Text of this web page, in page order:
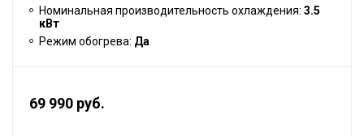
Номинальная производительность охлаждения: 3.5
кВт
Режим обогрева: Да
69 990 руб.